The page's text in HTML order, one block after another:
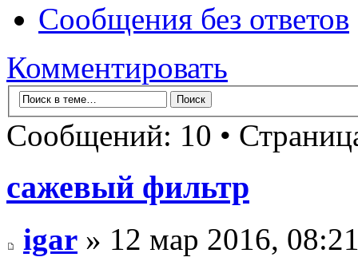
Сообщения без ответов
Комментировать
Сообщений: 10 •
сажевый фильтр
igar » 12 мар 2016,